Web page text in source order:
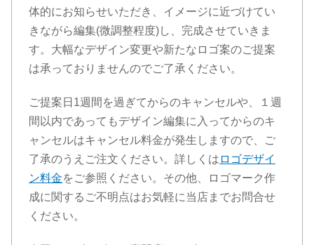
体的にお知らせいただき、イメージに近づけてい
きながら編集(微調整程度)し、完成させていきま
す。大幅なデザイン変更や新たなロゴ案のご提案
は承っておりませんのでご了承ください。
ご提案日1週間を過ぎてからのキャンセルや、１週
間以内であってもデザイン編集に入ってからのキ
ャンセルはキャンセル料金が発生しますので、ご
了承のうえご注文ください。詳しくは ロゴデザイ
ン料金をご参照ください。その他、ロゴマーク作
成に関するご不明点はお気軽に当店までお問合せ
ください。